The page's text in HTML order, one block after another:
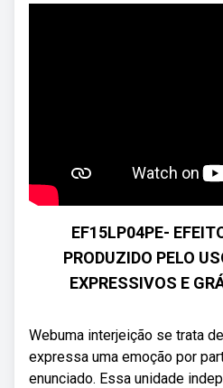
EF15LP04PE-
PRODUZIDO PELO
EXPRESSIVOS E
Webuma interjeição se trata
expressa uma emoção por
enunciado. Essa unidade